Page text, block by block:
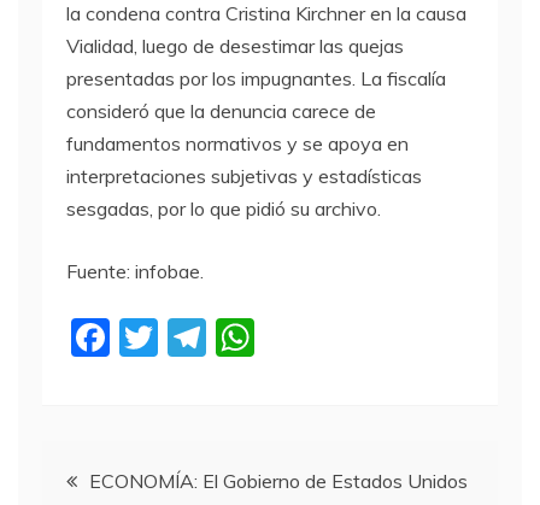
la condena contra Cristina Kirchner en la causa
Vialidad, luego de desestimar las quejas
presentadas por los impugnantes. La fiscalía
consideró que la denuncia carece de
fundamentos normativos y se apoya en
interpretaciones subjetivas y estadísticas
sesgadas, por lo que pidió su archivo.
Fuente: infobae.
F
b
T
T
a A
Navegación
ECONOMÍA: El Gobierno de Estados Unidos